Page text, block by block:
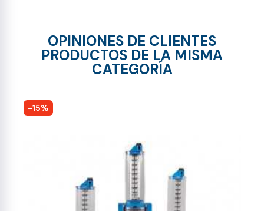
OPINIONES DE CLIENTES
PRODUCTOS DE LA MISMA
CATEGORÍA
-15%